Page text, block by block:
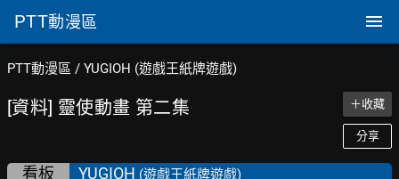
PTT動漫區
PTT動漫區 / YUGIOH (遊戲王紙牌遊戲)
[資料] 靈使動畫 第二集 ＋收藏
分享
看板 YUGIOH (遊戲王紙牌遊戲)